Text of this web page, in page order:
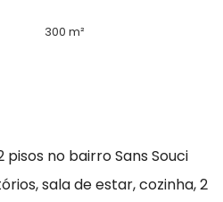
300 m²
no bairro Sans Souci
sala de estar, cozinha, 2